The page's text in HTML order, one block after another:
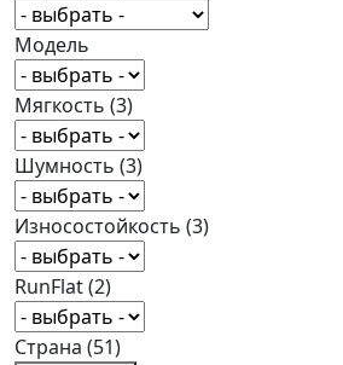
Модель
Мягкость (3)
Шумность (3)
Износостойкость (3)
RunFlat(2)
Страна (51)